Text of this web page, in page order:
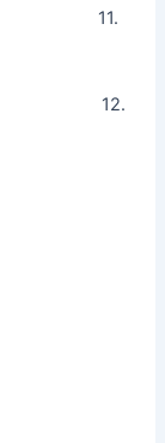
11.
12.